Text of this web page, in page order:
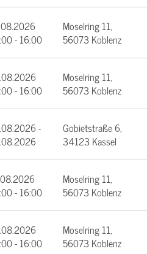
- 16:00
Moselring 11,
56073 Koblenz
- 16:00
Moselring 11,
56073 Koblenz
-
Gobietstraße 6,
34123 Kassel
- 16:00
Moselring 11,
56073 Koblenz
- 16:00
Moselring 11,
56073 Koblenz